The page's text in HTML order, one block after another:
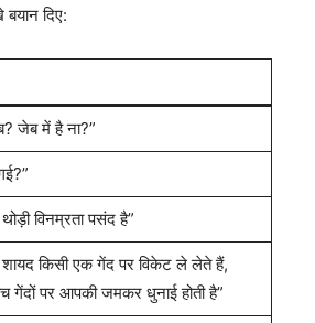
दिए:
जेब में है ना?”
विनम्रता पसंद है”
किसी एक गेंद पर विकेट ले लेते हैं,
गेंदों पर आपकी जमकर धुनाई होती है”